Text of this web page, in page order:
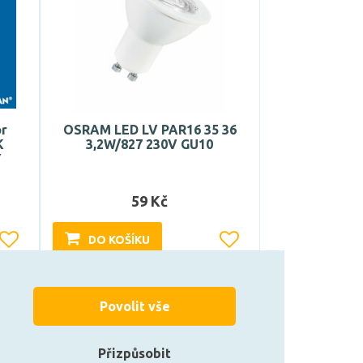
OSRAM LED LV PAR16 35 36
3,2W/827 230V GU10
59 Kč
DO KOŠÍKU
Přizpůsobit
Povolit vše